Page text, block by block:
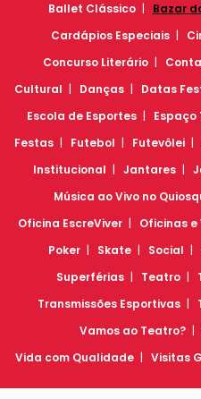
Ballet Clássico
Bazar
Cardápios Especiais
Concurso Literário
Cultural
Danças Datas
Escola de Esportes
Espaço
Festas
Futebol Futevôlei
Institucional
Jantares
Música ao Vivo no
Oficina EscreViver
Oficinas e
Poker
Skate Social
Superférias
Teatro
Transmissões Esportivas
Vamos ao Teatro?
Vida com Qualidade
Visitas